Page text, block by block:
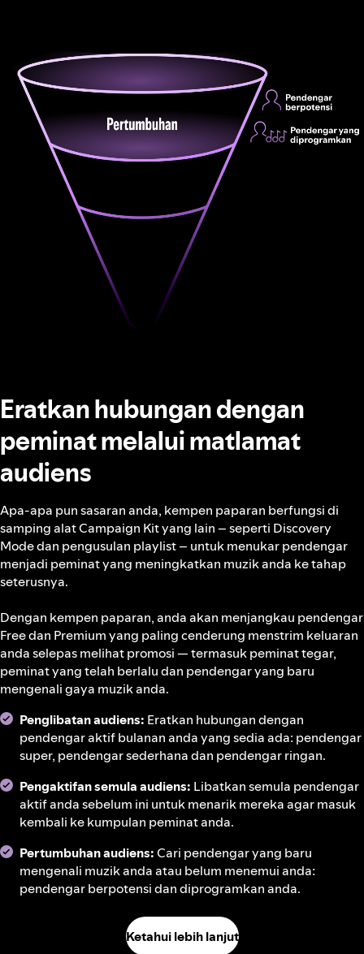
Eratkan hubungan dengan
peminat melalui matlamat
audiens
Apa-apa pun sasaran anda, kempen paparan berfungsi di
samping alat Campaign Kit yang lain – seperti Discovery
Mode dan pengusulan playlist – untuk menukar pendengar
menjadi peminat yang meningkatkan muzik anda ke tahap
seterusnya.
Dengan kempen paparan, anda akan menjangkau pendengar
Free dan Premium yang paling cenderung menstrim keluaran
anda selepas melihat promosi — termasuk peminat tegar,
peminat yang telah berlalu dan pendengar yang baru
mengenali gaya muzik anda.
Penglibatan audiens: Eratkan hubungan dengan
pendengar aktif bulanan anda yang sedia ada: pendengar
super, pendengar sederhana dan pendengar ringan.
Pengaktifan semula audiens: Libatkan semula pendengar
aktif anda sebelum ini untuk menarik mereka agar masuk
kembali ke kumpulan peminat anda.
Pertumbuhan audiens:Cari pendengar yang baru
mengenali muzik anda atau belum menemui anda:
pendengar berpotensi dan diprogramkan anda.
Ketahui lebih lanjut